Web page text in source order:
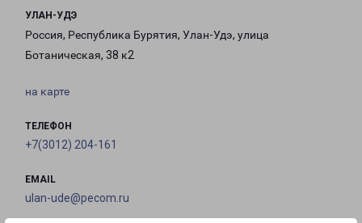
УЛАН-УДЭ
Россия, Республика Бурятия, Улан-Удэ, улица
Ботаническая, 38 к2
на карте
ТЕЛЕФОН
+7(3012) 204-161
EMAIL
ulan-ude@pecom.ru